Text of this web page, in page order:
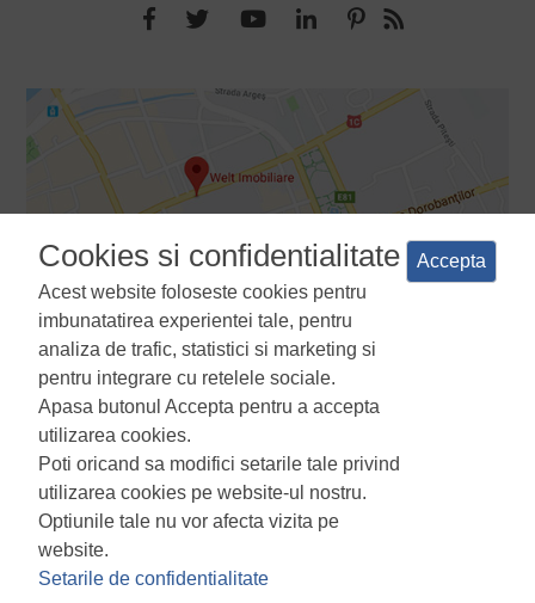
Termeni si conditii Politica de confidentialitate
utilizare a cookie-urilor
Cookies si confidentialitate
Acest website foloseste cookies pentru
imbunatatirea experientei tale, pentru
analiza de trafic, statistici si marketing si
pentru integrare cu retelele sociale.
Apasa butonul Accepta pentru a accepta
utilizarea cookies.
Poti oricand sa modifici setarile tale privind
utilizarea cookies pe website-ul nostru.
Optiunile tale nu vor afecta vizita pe
website.
Setarile de confidentialitate
Accepta